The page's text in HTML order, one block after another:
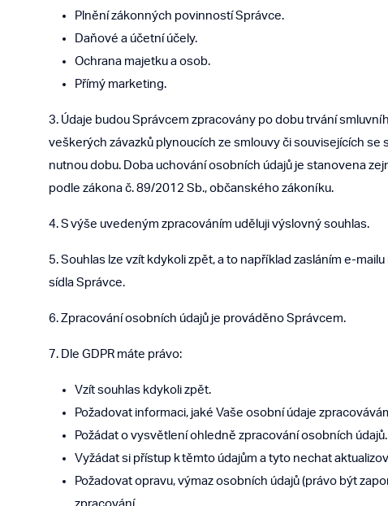
Plnění zákonných povinností Správce.
Daňové a účetní účely.
Ochrana majetku a osob.
Přímý marketing.
3. Údaje budou Správcem zpracovány po dobu trvání
veškerých závazků plynoucích ze smlouvy či souvisejících
nutnou dobu. Doba uchování osobních údajů je stanovena
podle zákona č. 89/2012 Sb., občanského zákoníku.
4. S výše uvedeným zpracováním uděluji výslovný souhlas.
5. Souhlas lze vzít kdykoli zpět, a to například zasláním e-mailu
sídla Správce.
6. Zpracování osobních údajů je prováděno Správcem.
7. Dle GDPR máte právo:
Vzít souhlas kdykoli zpět.
Požadovat informaci, jaké Vaše osobní údaje
Požádat o vysvětlení ohledně zpracování osobních údajů.
Vyžádat si přístup k těmto údajům a tyto nechat
Požadovat opravu, výmaz osobních údajů (právo být